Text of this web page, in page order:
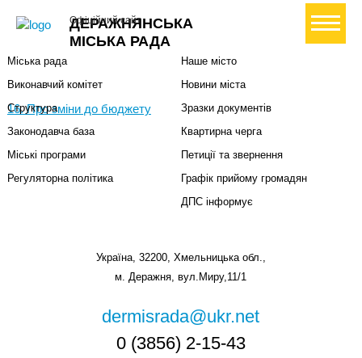
ДЕРАЖНЯНСЬКА
МІСЬКА РАДА
Офіційний сайт+ Створити петицію
16. Про зміни до бюджету
Міський голова
Міська рада
Виконавчий комітет
Структура
Законодавча база
Міські програми
Регуляторна політика
Наше місто
Новини міста
Зразки документів
Квартирна черга
Петиції та звернення
Графік прийому громадян
ДПС інформує
Україна, 32200, Хмельницька обл.,
м. Деражня, вул.Миру,11/1
dermisrada@ukr.net
0 (3856) 2-15-43